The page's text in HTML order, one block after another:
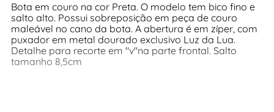
Bota em couro na cor Preta. O modelo tem bico fino e
salto alto. Possui sobreposição em peça de couro
maleável no cano da bota. A abertura é em zíper, com
puxador em metal dourado exclusivo Luz da Lua.
Detalhe para recorte em "v"na parte frontal. Salto
tamanho 8,5cm